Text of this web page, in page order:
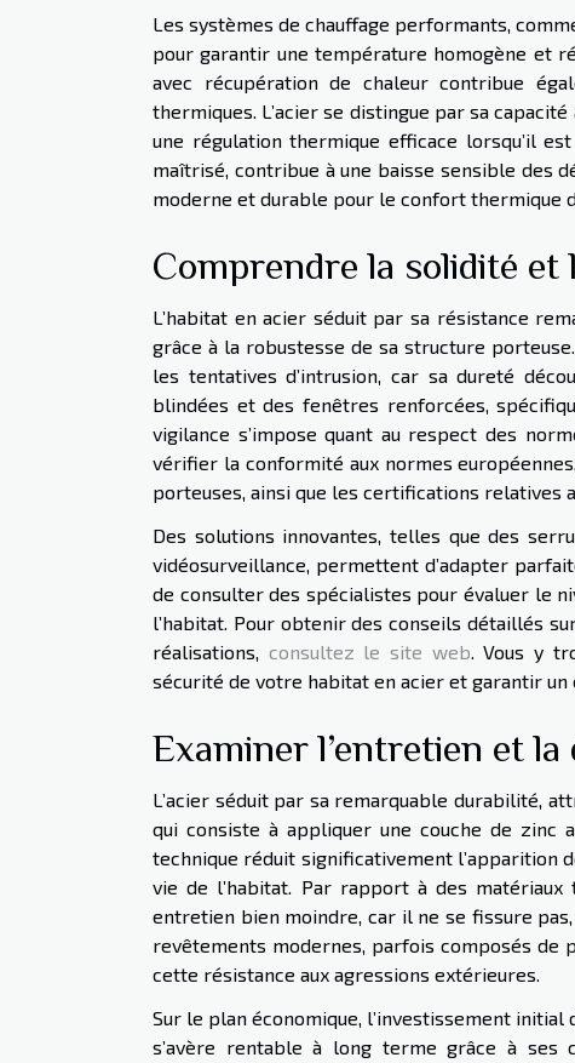
Les systèmes de chauffage performants,
pour garantir une température homogène et
avec récupération de chaleur contribue
thermiques. L’acier se distingue par sa
une régulation thermique efficace lorsqu’il
maîtrisé, contribue à une baisse sensible des
moderne et durable pour le confort thermique
Comprendre la solidité et
L’habitat en acier séduit par sa résistance
grâce à la robustesse de sa structure
les tentatives d’intrusion, car sa dureté
blindées et des fenêtres renforcées,
vigilance s’impose quant au respect des
vérifier la conformité aux normes
porteuses, ainsi que les certifications relatives
Des solutions innovantes, telles que des
vidéosurveillance, permettent d’adapter
de consulter des spécialistes pour évaluer le
l’habitat. Pour obtenir des conseils détaillés
réalisations, consultez le site web. Vous y
sécurité de votre habitat en acier et garantir
Examiner l’entretien et la
L’acier séduit par sa remarquable durabilité,
qui consiste à appliquer une couche de
technique réduit significativement l’apparition
vie de l’habitat. Par rapport à des
entretien bien moindre, car il ne se fissure
revêtements modernes, parfois composés
cette résistance aux agressions extérieures.
Sur le plan économique, l’investissement initial
s’avère rentable à long terme grâce à ses